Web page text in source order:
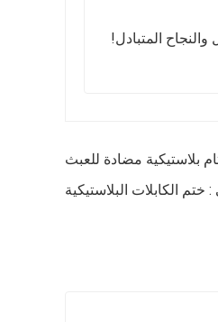
المتبادل!
بلاستيكية مضادة للعبث
: ختم الكابلات البلاستيكية